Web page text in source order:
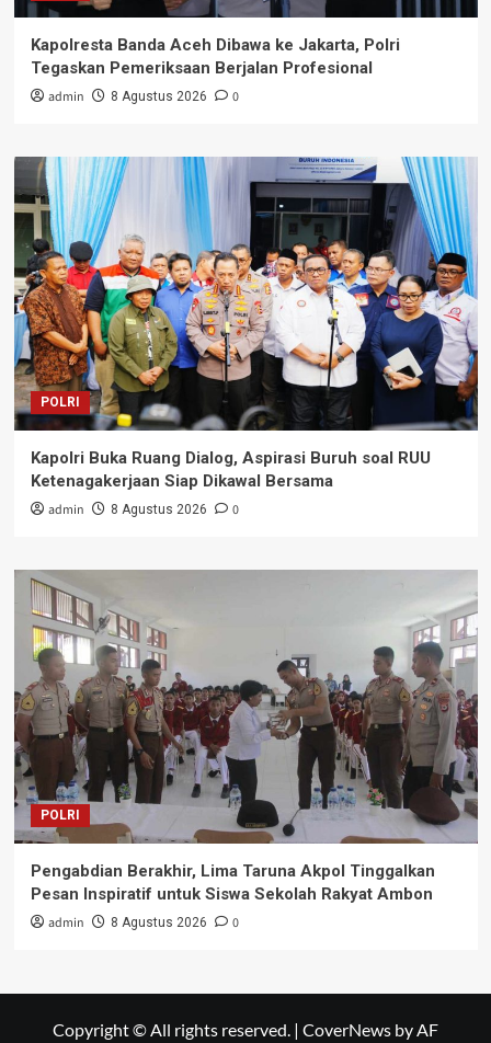
Kapolresta Banda Aceh Dibawa ke Jakarta, Polri
Tegaskan Pemeriksaan Berjalan Profesional
admin 8 Agustus 2026 0
POLRI
Kapolri Buka Ruang Dialog, Aspirasi Buruh soal RUU
Ketenagakerjaan Siap Dikawal Bersama
admin 8 Agustus 2026 0
POLRI
Pengabdian Berakhir, Lima Taruna Akpol Tinggalkan
Pesan Inspiratif untuk Siswa Sekolah Rakyat Ambon
admin 8 Agustus 2026 0
Copyright © All rights reserved. | CoverNews by AF